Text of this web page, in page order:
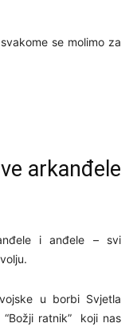
se molimo za
arkanđele
i anđele – svi
u borbi Svjetla
ratnik” koji nas